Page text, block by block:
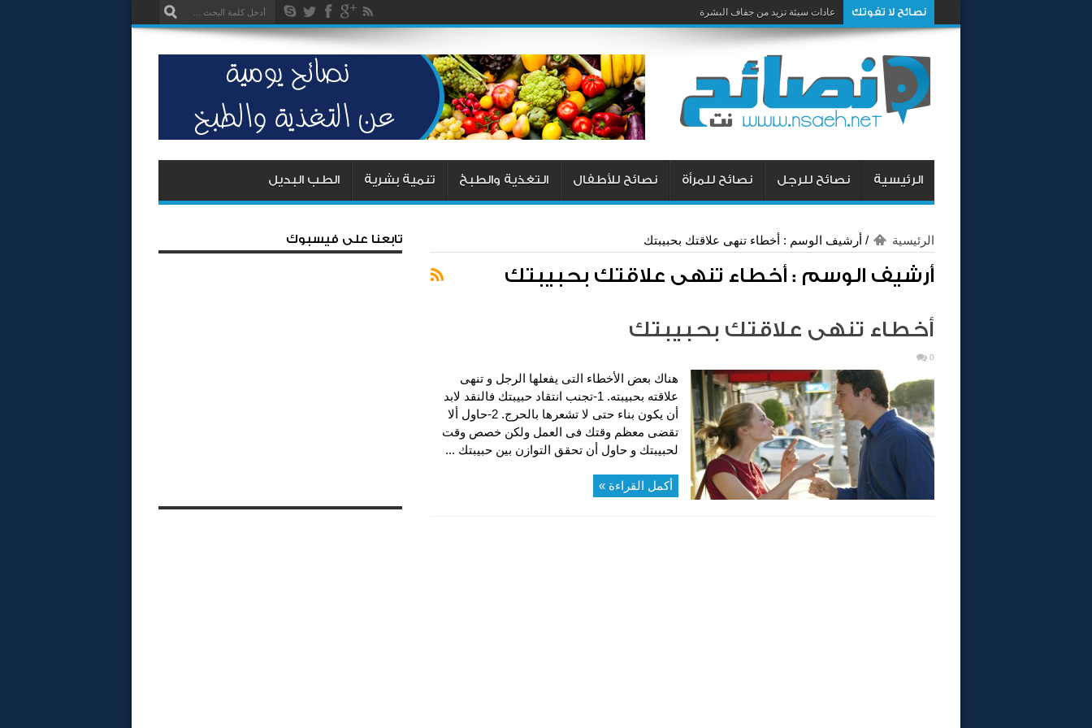
نصائح لا تفوتك عادات سيئة تزيد من جفاف البشرة
الرئيسية نصائح للرجل نصائح للمرأة نصائح للأطفال التغذية والطبخ تنمية بشرية الطب البديل
الرئيسية / أرشيف الوسم : أخطاء تنهى علاقتك بحبيبتك
أرشيف الوسم : أخطاء تنهى علاقتك بحبيبتك
أخطاء تنهى علاقتك بحبيبتك
0
هناك بعض الأخطاء التى يفعلها الرجل و تنهى
علاقته بحبيبته. 1-تجنب انتقاد حبيبتك فالنقد لابد
أن يكون بناء حتى لا تشعرها بالحرج. 2-حاول ألا
تقضى معظم وقتك فى العمل ولكن خصص وقت
لحبيبتك و حاول أن تحقق التوازن بين حبيبتك ...
أكمل القراءة »
تابعنا على فيسبوك